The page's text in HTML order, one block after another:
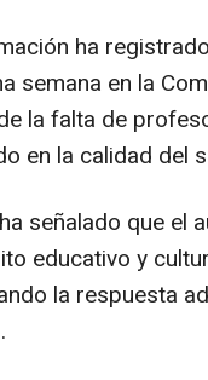
ha
semana en la
la falta de
en la calidad del
señalado que el
educativo y
la respuesta